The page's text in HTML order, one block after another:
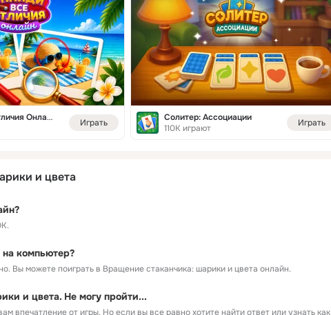
Найди все Отличия Онлайн
Играть
Солитер: Ассоциации
110K играют
Играть
и цвета
компьютер?
Вы можете поиграть в Вращение стаканчика: шарики и цвета онлайн.
и цвета. Не могу пройти...
впечатление от игры. Но если вы все равно хотите найти ответ или узнать как